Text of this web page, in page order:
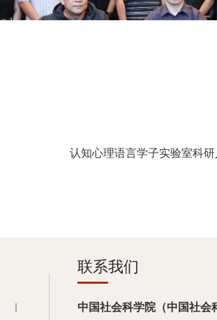
认知心理语言学子实验室科
联系我们
中国社会科学院（中国社会